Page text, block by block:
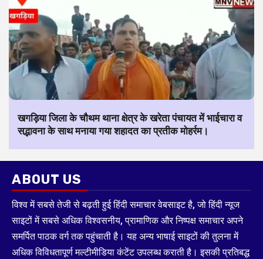
खगड़िया जिला के चौथम थाना क्षेत्र के खरेता पंचायत में भाईचारा व
सद्भावना के साथ मनाया गया शहादत का प्रतीक मोहर्रम।
ABOUT US
विश्व में सबसे तेजी से बढ़ती हुई हिंदी समाचार वेबसाइट है, जो हिंदी न्यूज
साइटों में सबसे अधिक विश्वसनीय, प्रामाणिक और निष्पक्ष समाचार अपने
समर्पित पाठक वर्ग तक पहुंचाती है। यह अन्य भाषाई साइटों की तुलना में
अधिक विविधतापूर्ण मल्टीमीडिया कंटेंट उपलब्ध कराती है। इसकी प्रतिबद्ध